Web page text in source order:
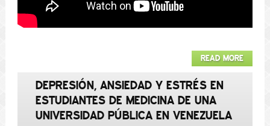
READ MORE
DEPRESIÓN, ANSIEDAD Y ESTRÉS EN
ESTUDIANTES DE MEDICINA DE UNA
UNIVERSIDAD PÚBLICA EN VENEZUELA